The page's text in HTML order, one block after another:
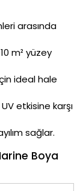
arasında
m² yüzey
ideal hale
etkisine karşı
sağlar.
Boya